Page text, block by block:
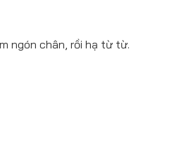
ngón chân, rồi hạ từ từ.